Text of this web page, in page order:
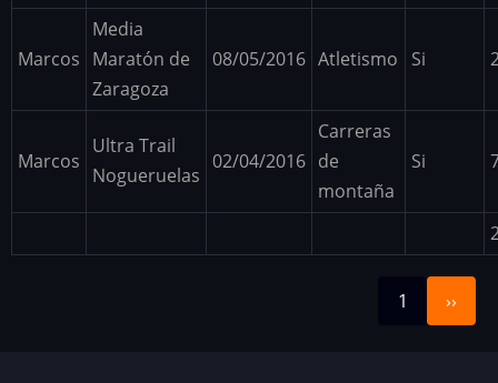
Marcos
Media
Maratón de
Zaragoza
08/05/2016 Atletismo Si
Marcos
Ultra Trail
Nogueruelas
02/04/2016
Carreras
de
montaña
Si
1
página
››